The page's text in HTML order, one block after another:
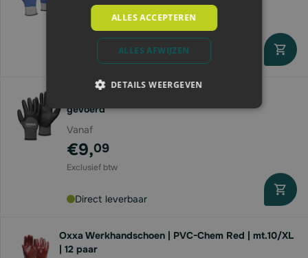
€6,60
Direct leverbaar
gevoerd
Vanaf
€9,09
Direct leverbaar
Oxxa Werkhandschoen | PVC-Chem Red | mt.10/XL
| 12 paar
ALLES ACCEPTEREN
ALLES AFWIJZEN
DETAILS WEERGEVEN